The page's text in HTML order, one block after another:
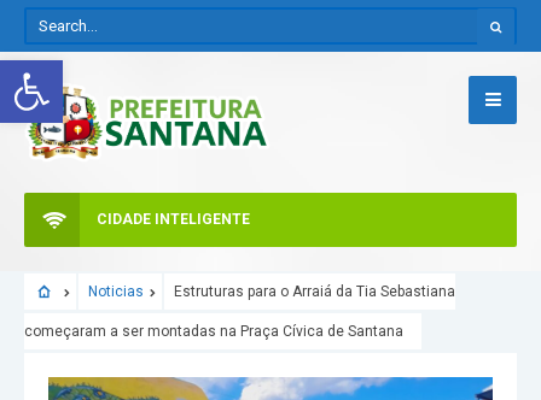
Abrir a barra de ferramentas
CIDADE INTELIGENTE
Noticias Estruturas para o Arraiá da Tia Sebastiana
começaram a ser montadas na Praça Cívica de Santana